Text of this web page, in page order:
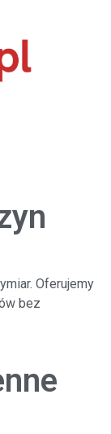
Oferujemy
bez